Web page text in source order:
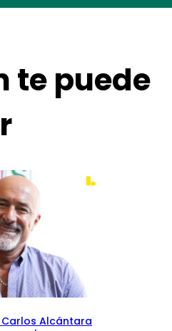
te puede
Carlos Alcántara